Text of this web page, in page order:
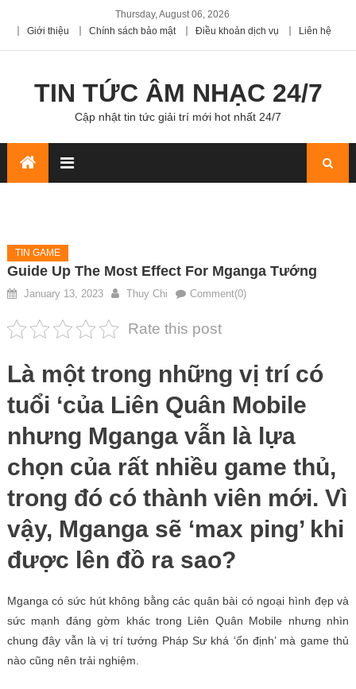
Thursday, August 06, 2026
Giới thiệu
Chính sách bảo mật Điều khoản dịch vụ Liên hệ
TIN TỨC ÂM NHẠC 24/7
Cập nhật tin tức giải trí mới hot nhất 24/7
TIN GAME
Guide Up The Most Effect For Mganga Tướng
January 13, 2023 Thuy Chi Comment(0)
Rate this post
Là một trong những vị trí có
tuổi ‘của Liên Quân Mobile
nhưng Mganga vẫn là lựa
chọn của rất nhiều game thủ,
trong đó có thành viên mới. Vì
vậy, Mganga sẽ ‘max ping’ khi
được lên đồ ra sao?
Mganga có sức hút không bằng các quân bài có ngoại hình đẹp và
sức mạnh đáng gờm khác trong Liên Quân Mobile nhưng nhìn
chung đây vẫn là vị trí tướng Pháp Sư khá ‘ổn định’ mà game thủ
nào cũng nên trải nghiệm.